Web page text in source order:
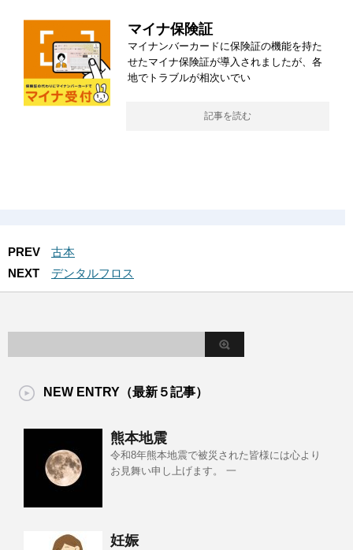
マイナ保険証
マイナンバーカードに保険証の機能を持た
せたマイナ保険証が導入されましたが、各
地でトラブルが相次いでい
記事を読む
PREV
古本
NEXT
デンタルフロス
NEW ENTRY（最新５記事）
熊本地震
令和8年熊本地震で被災された皆様には心より
お見舞い申し上げます。 一
妊娠